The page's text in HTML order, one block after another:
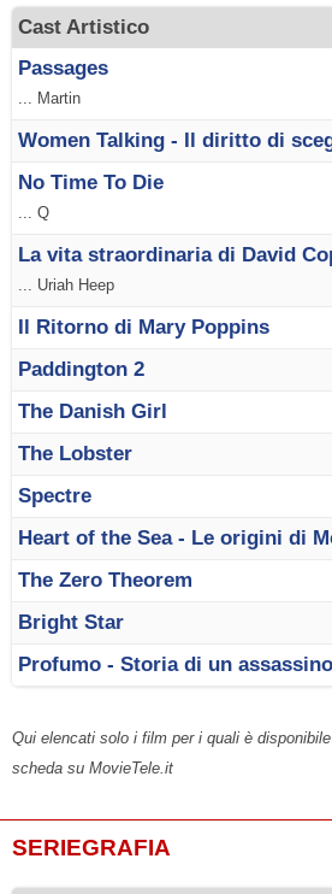
Cast Artistico
Passages
... Martin
Women Talking - Il diritto di
No Time To Die
... Q
La vita straordinaria di David
... Uriah Heep
Il Ritorno di Mary Poppins
Paddington 2
The Danish Girl
The Lobster
Spectre
Heart of the Sea - Le origini di
The Zero Theorem
Bright Star
Profumo - Storia di un assassino
Qui elencati solo i film per i quali è
scheda su MovieTele.it
SERIEGRAFIA